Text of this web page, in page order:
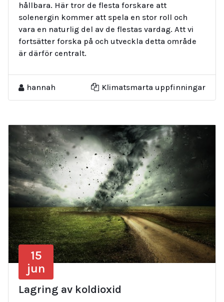
hållbara. Här tror de flesta forskare att
solenergin kommer att spela en stor roll och
vara en naturlig del av de flestas vardag. Att vi
fortsätter forska på och utveckla detta område
är därför centralt.
hannah Klimatsmarta uppfinningar
15
jun
Lagring av koldioxid